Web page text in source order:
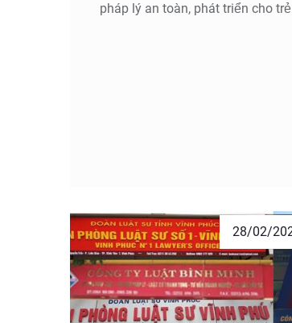
pháp lý an toàn, phát triển cho
28/02/